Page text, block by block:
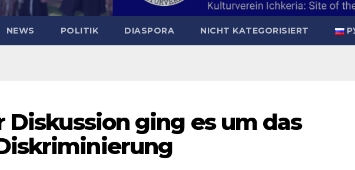
NEWS POLITIK DIASPORA NICHT KATEGORISIERT
Diskussion ging es um das